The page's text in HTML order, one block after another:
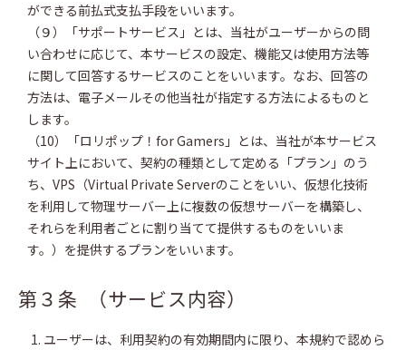
ができる前払式支払手段をいいます。
（９）「サポートサービス」とは、当社がユーザーからの問
い合わせに応じて、本サービスの設定、機能又は使用方法等
に関して回答するサービスのことをいいます。なお、回答の
方法は、電子メールその他当社が指定する方法によるものと
します。
（10）「ロリポップ！for Gamers」とは、当社が本サービス
サイト上において、契約の種類として定める「プラン」のう
ち、VPS（Virtual Private Serverのことをいい、仮想化技術
を利用して物理サーバー上に複数の仮想サーバーを構築し、
それらを利用者ごとに割り当てて提供するものをいいま
す。）を提供するプランをいいます。
第３条 （サービス内容）
ユーザーは、利用契約の有効期間内に限り、本規約で認めら